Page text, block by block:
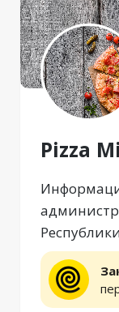
Pizza